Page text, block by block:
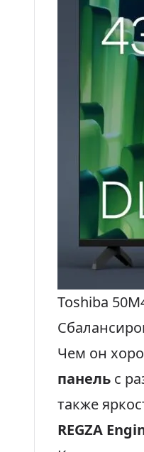
Toshiba
Чем он
панель с
также
REGZA